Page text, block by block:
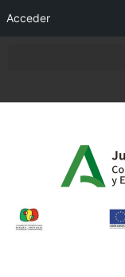
Acceder